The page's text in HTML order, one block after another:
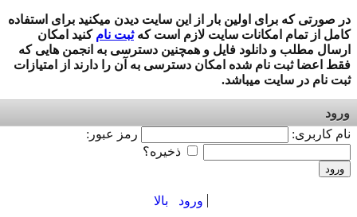
در صورتی که برای اولین بار از این سایت دیدن میکنید برای استفاده
کامل از تمام امکانات سایت لازم است کهثبت نام کنید امکان
ارسال مطلب و دانلود فایل و همچنین دسترسی به انجمن هایی که
فقط اعضا ثبت نام شده امکان دسترسی به آن را دارند از امتیازات
ثبت نام در سایت میباشد.
ورود
نام کاربری:
رمز عبور:
ذخیره؟
ورود
ورود بالا